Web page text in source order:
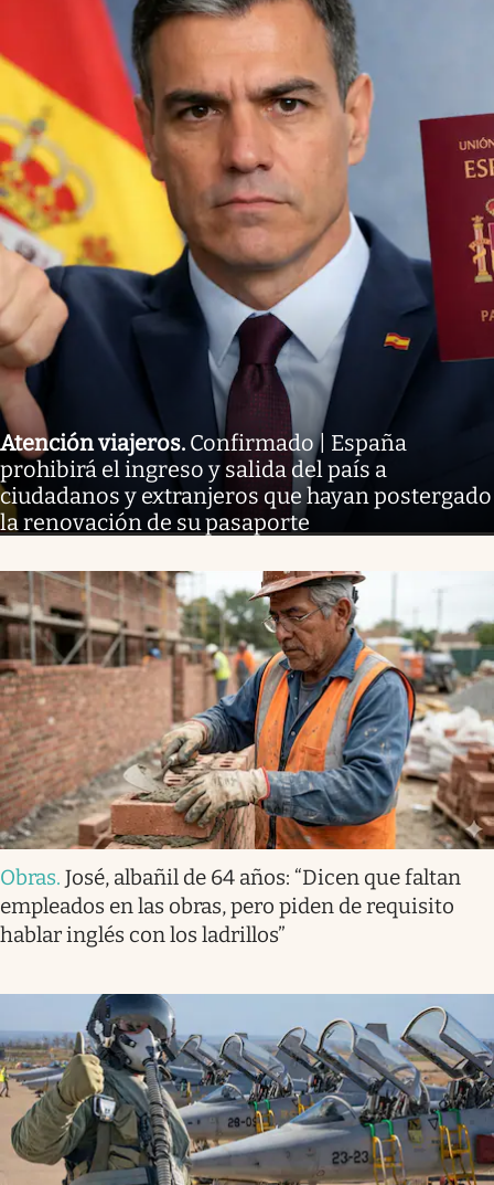
Atención viajeros. Confirmado | España
prohibirá el ingreso y salida del país a
ciudadanos y extranjeros que hayan postergado
la renovación de su pasaporte
Obras. José, albañil de 64 años: “Dicen que faltan
empleados en las obras, pero piden de requisito
hablar inglés con los ladrillos”